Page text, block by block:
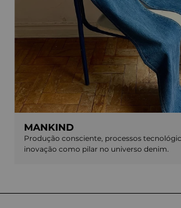
MANKIND
Produção consciente, processos
inovação como pilar no universo denim.